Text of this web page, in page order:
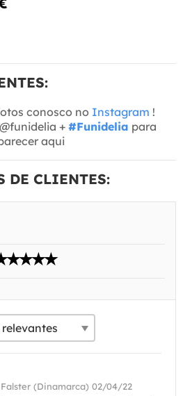
conosco no Instagram !
+ #Funidelia para
aqui
DE CLIENTES:
(Dinamarca) 02/04/22